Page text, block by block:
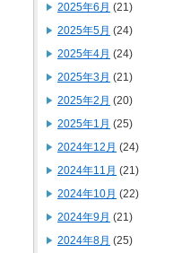
2025年6月 (21)
2025年5月 (24)
2025年4月 (24)
2025年3月 (21)
2025年2月 (20)
2025年1月 (25)
2024年12月 (24)
2024年11月 (21)
2024年10月 (22)
2024年9月 (21)
2024年8月 (25)